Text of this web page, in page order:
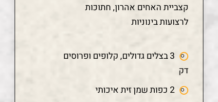
קצביית האחים אהרון, חתוכות
לרצועות בינוניות
3 בצלים גדולים, קלופים ופרוסים
דק
2 כפות שמן זית איכותי